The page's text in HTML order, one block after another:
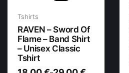
Tshirts
RAVEN – Sword Of
Flame – Band Shirt
– Unisex Classic
Tshirt